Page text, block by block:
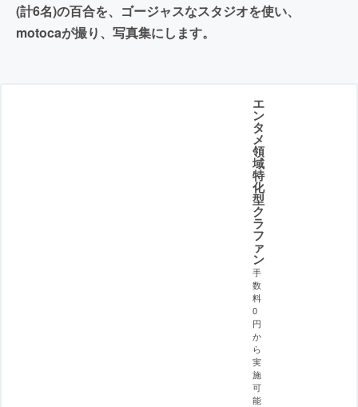
(計6名)の百合を、ゴージャスなスタジオを使い、
motocaが撮り、写真集にします。
エ
ン
タ
メ
領
域
特
化
型
ク
ラ
フ
ァ
ン
手
数
料
0
円
か
ら
実
施
可
能